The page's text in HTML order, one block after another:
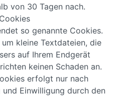
von 30 Tagen nach.
so genannte Cookies.
kleine Textdateien, die
auf Ihrem Endgerät
keinen Schaden an.
erfolgt nur nach
Einwilligung durch den